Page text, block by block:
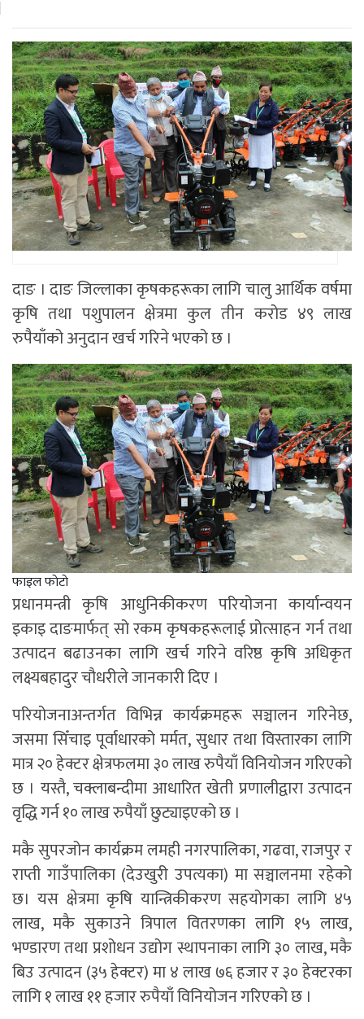
दाङ । दाङ जिल्लाका कृषकहरूका लागि चालु आर्थिक वर्षमा
कृषि तथा पशुपालन क्षेत्रमा कुल तीन करोड ४९ लाख
रुपैयाँको अनुदान खर्च गरिने भएको छ ।
फाइल फाेटाे
प्रधानमन्त्री कृषि आधुनिकीकरण परियोजना कार्यान्वयन
इकाइ दाङमार्फत् सो रकम कृषकहरूलाई प्रोत्साहन गर्न तथा
उत्पादन बढाउनका लागि खर्च गरिने वरिष्ठ कृषि अधिकृत
लक्ष्यबहादुर चौधरीले जानकारी दिए ।
परियोजनाअन्तर्गत विभिन्न कार्यक्रमहरू सञ्चालन गरिनेछ,
जसमा सिँचाइ पूर्वाधारको मर्मत, सुधार तथा विस्तारका लागि
मात्र २० हेक्टर क्षेत्रफलमा ३० लाख रुपैयाँ विनियोजन गरिएको
छ । यस्तै, चक्लाबन्दीमा आधारित खेती प्रणालीद्वारा उत्पादन
वृद्धि गर्न १० लाख रुपैयाँ छुट्याइएको छ ।
मकै सुपरजोन कार्यक्रम लमही नगरपालिका, गढवा, राजपुर र
राप्ती गाउँपालिका (देउखुरी उपत्यका) मा सञ्चालनमा रहेको
छ। यस क्षेत्रमा कृषि यान्त्रिकीकरण सहयोगका लागि ४५
लाख, मकै सुकाउने त्रिपाल वितरणका लागि १५ लाख,
भण्डारण तथा प्रशोधन उद्योग स्थापनाका लागि ३० लाख, मकै
बिउ उत्पादन (३५ हेक्टर) मा ४ लाख ७६ हजार र ३० हेक्टरका
लागि १ लाख ११ हजार रुपैयाँ विनियोजन गरिएको छ ।